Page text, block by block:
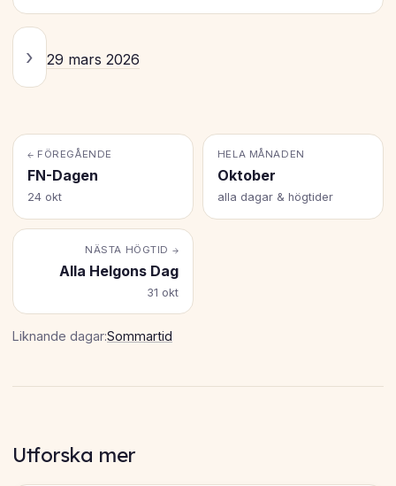
29 mars 2026
← FÖREGÅENDE
FN-Dagen
24 okt
HELA MÅNADEN
Oktober
alla dagar & högtider
NÄSTA HÖGTID →
Alla Helgons Dag
31 okt
Liknande dagar:Sommartid
Utforska mer